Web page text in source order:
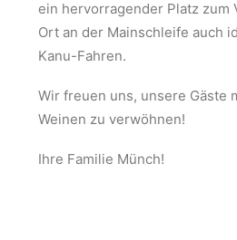
ein hervorragender Platz zum
Ort an der Mainschleife auch
Kanu-Fahren.
Wir freuen uns, unsere Gäste
Weinen zu verwöhnen!
Ihre Familie Münch!